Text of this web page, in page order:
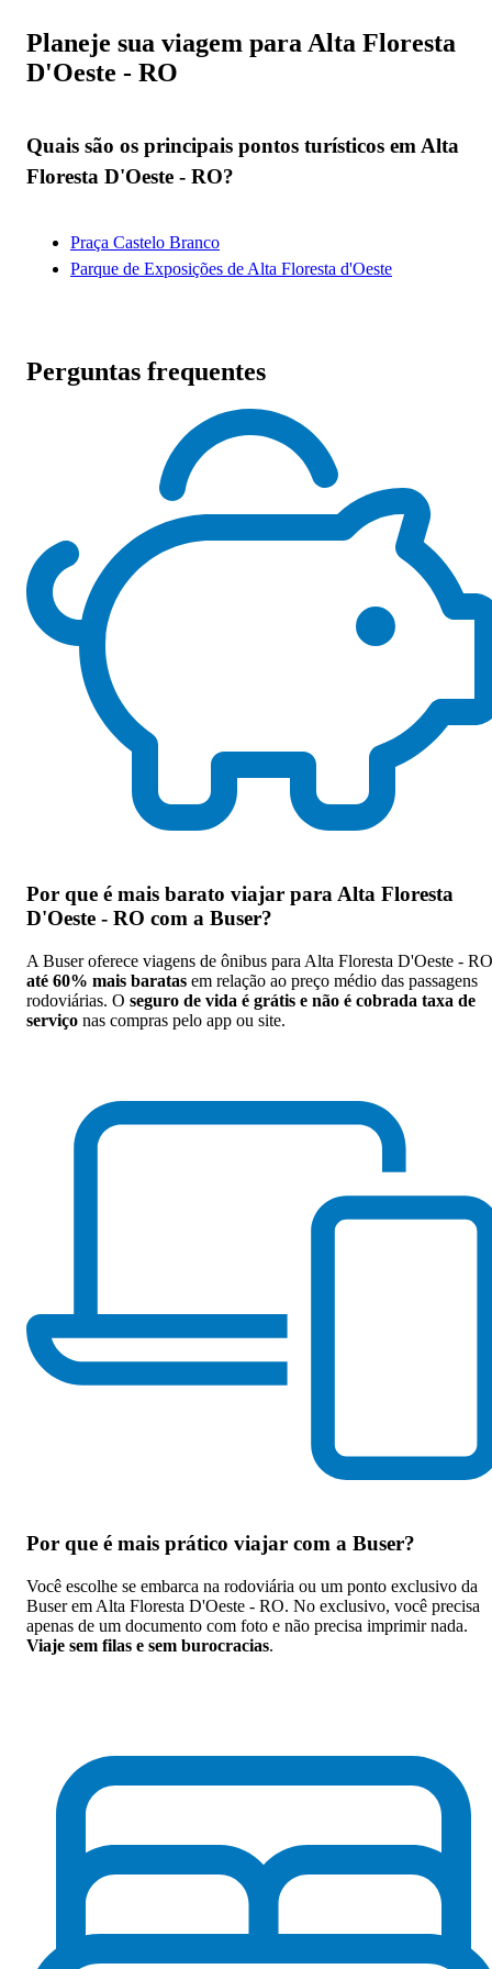
Planeje sua viagem para Alta Floresta
D'Oeste - RO
Quais são os principais pontos turísticos em Alta
Floresta D'Oeste - RO?
Praça Castelo Branco
Parque de Exposições de Alta Floresta d'Oeste
Perguntas frequentes
Por que é mais barato viajar para Alta Floresta
D'Oeste - RO com a Buser?
A Buser oferece viagens de ônibus para Alta Floresta D'Oeste - RO
até 60% mais baratas em relação ao preço médio das passagens
rodoviárias. O seguro de vida é grátis e não é cobrada taxa de
serviço nas compras pelo app ou site.
Por que é mais prático viajar com a Buser?
Você escolhe se embarca na rodoviária ou um ponto exclusivo da
Buser em Alta Floresta D'Oeste - RO. No exclusivo, você precisa
apenas de um documento com foto e não precisa imprimir nada.
Viaje sem filas e sem burocracias.